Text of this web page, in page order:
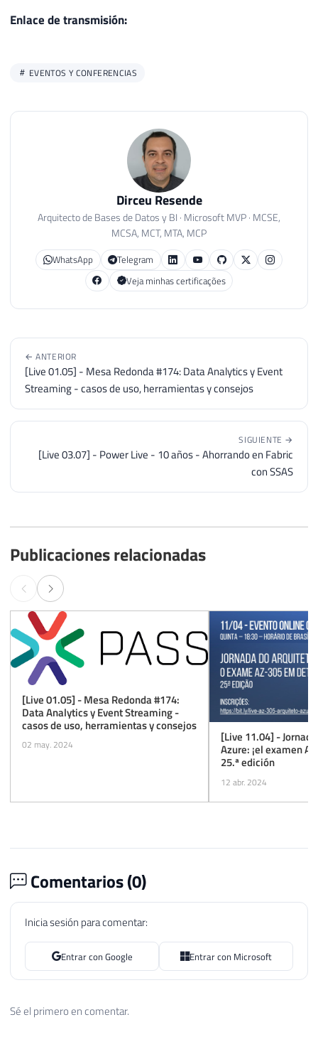
Enlace de transmisión:
EVENTOS Y CONFERENCIAS
Dirceu Resende
Arquitecto de Bases de Datos y BI · Microsoft MVP · MCSE,
MCSA, MCT, MTA, MCP
WhatsApp
Telegram
Veja minhas certificações
← ANTERIOR
[Live 01.05] - Mesa Redonda #174: Data Analytics y Event
Streaming - casos de uso, herramientas y consejos
SIGUIENTE →
[Live 03.07] - Power Live - 10 años - Ahorrando en Fabric
con SSAS
Publicaciones relacionadas
[Live 01.05] - Mesa Redonda #174:
Data Analytics y Event Streaming -
casos de uso, herramientas y consejos
02 may. 2024 [Live 11.04] -
Azure: ¡el examen
25.ª edición
12 abr. 2024
Comentarios (0)
Inicia sesión para comentar:
Entrar con Google Entrar con Microsoft
Sé el primero en comentar.